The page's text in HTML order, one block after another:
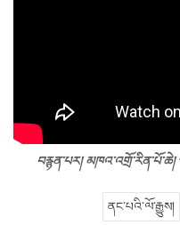
བརྙན་པར། མཁའ་འགྲོ་རིན་པོ་ཆེ།
ནང་པའི་ལོ་རྒྱུས།